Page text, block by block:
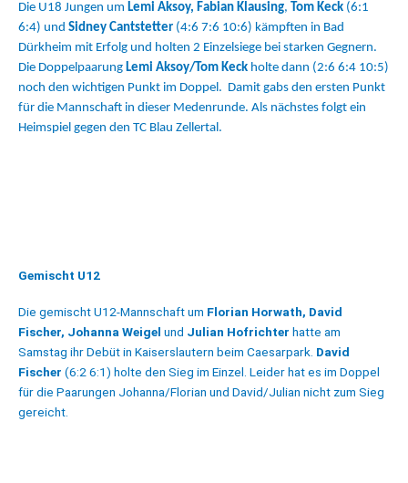
Die U18 Jungen um Lemi Aksoy, Fabian Klausing, Tom Keck (6:1
6:4) und Sidney Cantstetter (4:6 7:6 10:6) kämpften in Bad
Dürkheim mit Erfolg und holten 2 Einzelsiege bei starken Gegnern.
Die Doppelpaarung Lemi Aksoy/Tom Keck holte dann (2:6 6:4 10:5)
noch den wichtigen Punkt im Doppel. Damit gabs den ersten Punkt
für die Mannschaft in dieser Medenrunde. Als nächstes folgt ein
Heimspiel gegen den TC Blau Zellertal.
Gemischt U12
Die gemischt U12-Mannschaft um Florian Horwath, David
Fischer, Johanna Weigel und Julian Hofrichter hatte am
Samstag ihr Debüt in Kaiserslautern beim Caesarpark. David
Fischer (6:2 6:1) holte den Sieg im Einzel. Leider hat es im Doppel
für die Paarungen Johanna/Florian und David/Julian nicht zum Sieg
gereicht.